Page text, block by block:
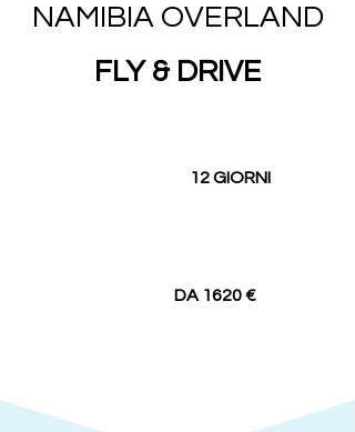
NAMIBIA OVERLAND
FLY & DRIVE
12 GIORNI
DA 1620 €